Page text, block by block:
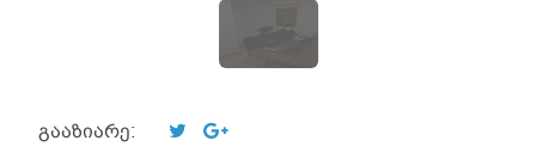
გააზიარე: